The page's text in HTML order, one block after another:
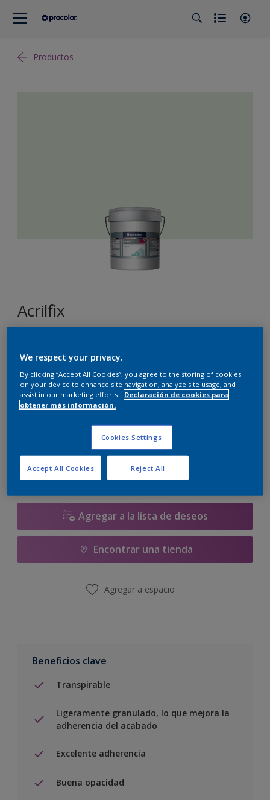
Productos
Acrilfix
Tamaño
Calculadora de pintura
Calcular
Agregar a la lista de deseos
Encontrar una tienda
Agregar a espacio
Beneficios clave
Transpirable
Ligeramente granulado, lo que mejora la
adherencia del acabado
Excelente adherencia
Buena opacidad
We respect your privacy.
By clicking “Accept All Cookies”, you agree to the storing of cookies
on your device to enhance site navigation, analyze site usage, and
assist in our marketing efforts.
Declaración de cookies para
obtener más información.
Cookies Settings
Reject All
Accept All Cookies